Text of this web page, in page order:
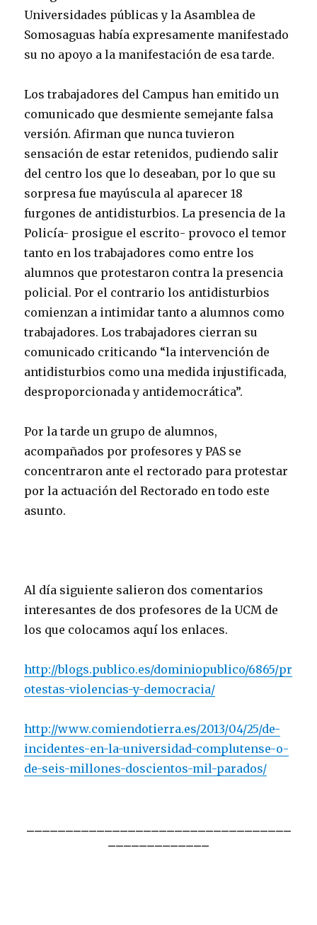
Universidades públicas y la Asamblea de
Somosaguas había expresamente manifestado
su no apoyo a la manifestación de esa tarde.
Los trabajadores del Campus han emitido un
comunicado que desmiente semejante falsa
versión. Afirman que nunca tuvieron
sensación de estar retenidos, pudiendo salir
del centro los que lo deseaban, por lo que su
sorpresa fue mayúscula al aparecer 18
furgones de antidisturbios. La presencia de la
Policía- prosigue el escrito- provoco el temor
tanto en los trabajadores como entre los
alumnos que protestaron contra la presencia
policial. Por el contrario los antidisturbios
comienzan a intimidar tanto a alumnos como
trabajadores. Los trabajadores cierran su
comunicado criticando “la intervención de
antidisturbios como una medida injustificada,
desproporcionada y antidemocrática”.
Por la tarde un grupo de alumnos,
acompañados por profesores y PAS se
concentraron ante el rectorado para protestar
por la actuación del Rectorado en todo este
asunto.
Al día siguiente salieron dos comentarios
interesantes de dos profesores de la UCM de
los que colocamos aquí los enlaces.
http://blogs.publico.es/dominiopublico/6865/pr
otestas-violencias-y-democracia/
http://www.comiendotierra.es/2013/04/25/de-
incidentes-en-la-universidad-complutense-o-
de-seis-millones-doscientos-mil-parados/